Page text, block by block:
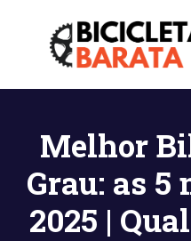
Melhor
Grau: as 5
2025 |